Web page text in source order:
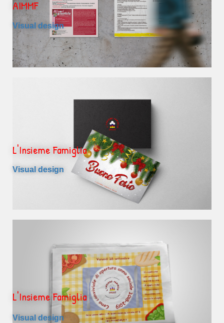
AIMMF
Visual design
L'Insieme Famiglia
Visual design
L'Insieme Famiglia
Visual design